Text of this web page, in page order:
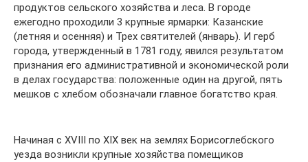
продуктов сельского хозяйства и леса. В городе
ежегодно проходили 3 крупные ярмарки: Казанские
(летняя и осенняя) и Трех святителей (январь). И герб
города, утвержденный в 1781 году, явился результатом
признания его административной и экономической роли
в делах государства: положенные один на другой, пять
мешков с хлебом обозначали главное богатство края.
Начиная с XVIII по XIX век на землях Борисоглебского
уезда возникли крупные хозяйства помещиков